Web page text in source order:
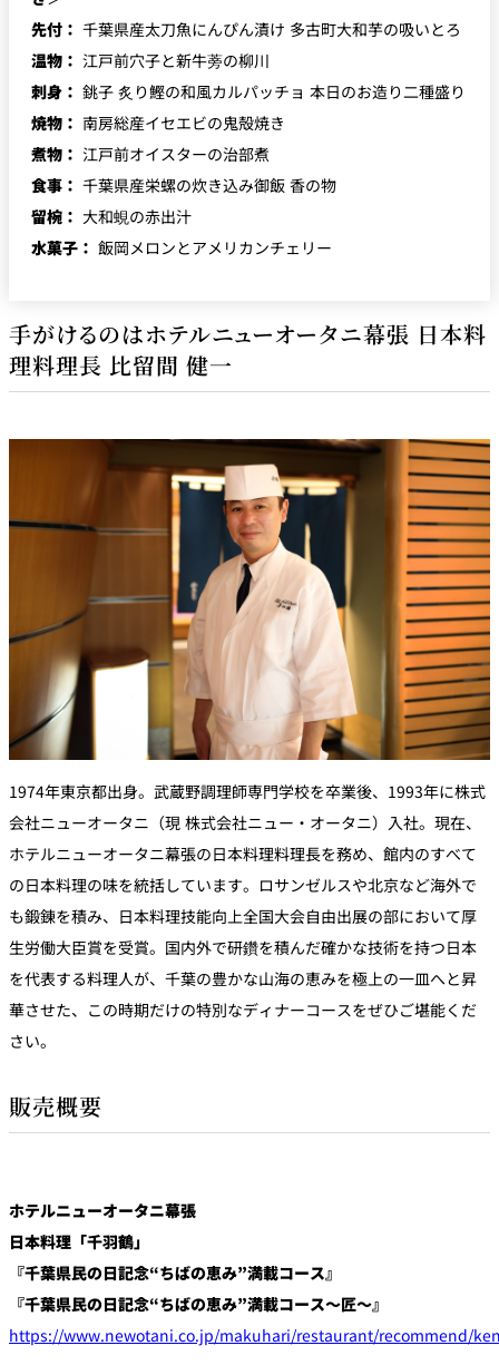
先付： 千葉県産太刀魚にんぴん漬け 多古町大和芋の吸いとろ
温物： 江戸前穴子と新牛蒡の柳川
刺身： 銚子 炙り鰹の和風カルパッチョ 本日のお造り二種盛り
焼物： 南房総産イセエビの鬼殻焼き
煮物： 江戸前オイスターの治部煮
食事： 千葉県産栄螺の炊き込み御飯 香の物
留椀： 大和蜆の赤出汁
水菓子： 飯岡メロンとアメリカンチェリー
手がけるのはホテルニューオータニ幕張 日本料
理料理長 比留間 健一
1974年東京都出身。武蔵野調理師専門学校を卒業後、1993年に株式
会社ニューオータニ（現 株式会社ニュー・オータニ）入社。現在、
ホテルニューオータニ幕張の日本料理料理長を務め、館内のすべて
の日本料理の味を統括しています。ロサンゼルスや北京など海外で
も鍛錬を積み、日本料理技能向上全国大会自由出展の部において厚
生労働大臣賞を受賞。国内外で研鑽を積んだ確かな技術を持つ日本
を代表する料理人が、千葉の豊かな山海の恵みを極上の一皿へと昇
華させた、この時期だけの特別なディナーコースをぜひご堪能くだ
さい。
販売概要
ホテルニューオータニ幕張
日本料理「千羽鶴」
『千葉県民の日記念“ちばの恵み”満載コース』
『千葉県民の日記念“ちばの恵み”満載コース～匠～』
https://www.newotani.co.jp/makuhari/restaurant/recommend/